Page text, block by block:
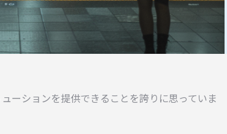
ーションを提供できることを誇りに思っていま